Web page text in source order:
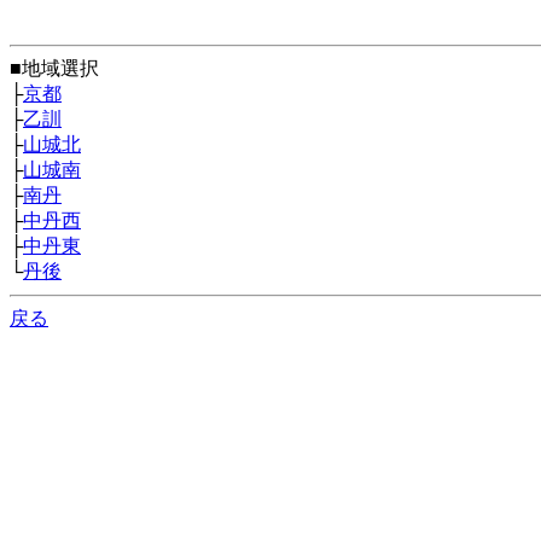
■地域選択
├京都
├乙訓
├山城北
├山城南
├南丹
├中丹西
├中丹東
└丹後
戻る